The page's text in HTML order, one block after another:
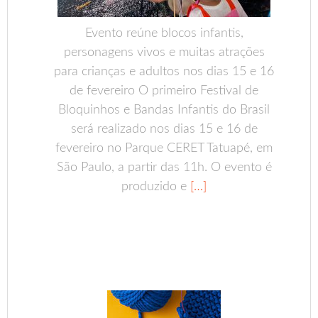
Evento reúne blocos infantis,
personagens vivos e muitas atrações
para crianças e adultos nos dias 15 e 16
de fevereiro O primeiro Festival de
Bloquinhos e Bandas Infantis do Brasil
será realizado nos dias 15 e 16 de
fevereiro no Parque CERET Tatuapé, em
São Paulo, a partir das 11h. O evento é
produzido e […]